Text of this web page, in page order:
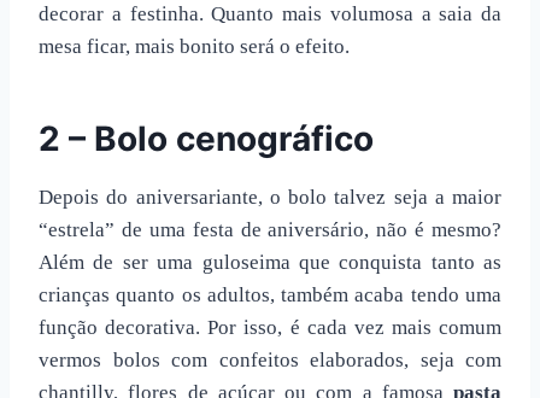
decorar a festinha. Quanto mais volumosa a saia da
mesa ficar, mais bonito será o efeito.
2 – Bolo cenográfico
Depois do aniversariante, o bolo talvez seja a maior
“estrela” de uma festa de aniversário, não é mesmo?
Além de ser uma guloseima que conquista tanto as
crianças quanto os adultos, também acaba tendo uma
função decorativa. Por isso, é cada vez mais comum
vermos bolos com confeitos elaborados, seja com
chantilly, flores de açúcar ou com a famosa pasta